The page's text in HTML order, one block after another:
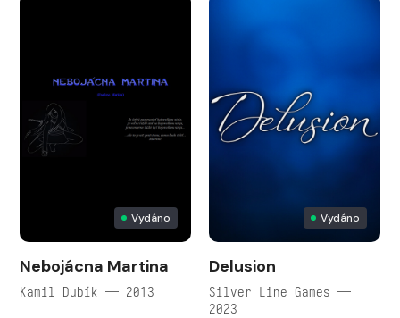
Vydáno
Nebojácna Martina
Kamil Dubík — 2013
Vydáno
Delusion
Silver Line Games —
2023